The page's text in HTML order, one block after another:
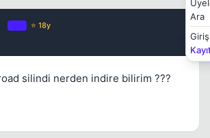
Ara
Giriş
⭐ 18y
silindi nerden indire bilirim ???